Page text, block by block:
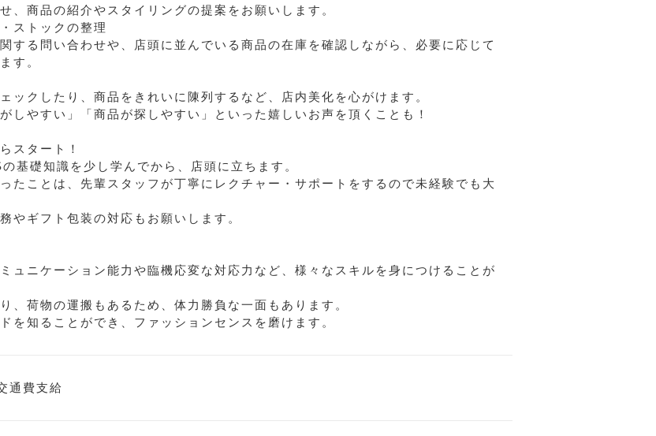
、商品の紹介やスタイリングの提案をお願いします。
ストックの整理
する問い合わせや、店頭に並んでいる商品の在庫を確認しながら、必要に応じて
す。
ックしたり、商品をきれいに陳列するなど、店内美化を心がけます。
しやすい」「商品が探しやすい」といった嬉しいお声を頂くことも！
スタート！
基礎知識を少し学んでから、店頭に立ちます。
たことは、先輩スタッフが丁寧にレクチャー・サポートをするので未経験でも大
やギフト包装の対応もお願いします。
ュニケーション能力や臨機応変な対応力など、様々なスキルを身につけることが
、荷物の運搬もあるため、体力勝負な一面もあります。
を知ることができ、ファッションセンスを磨けます。
通費支給